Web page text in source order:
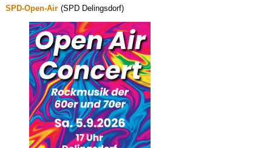
SPD-Open-Air (SPD Delingsdorf)